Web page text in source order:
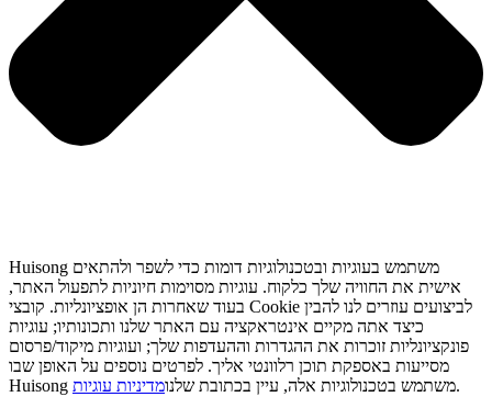
Huisong משתמש בעוגיות ובטכנולוגיות דומות כדי לשפר ולהתאים
אישית את החוויה שלך כלקוח. עוגיות מסוימות חיוניות לתפעול האתר,
בעוד שאחרות הן אופציונליות. קובצי Cookie לביצועים עוזרים לנו להבין
כיצד אתה מקיים אינטראקציה עם האתר שלנו ותכונותיו; עוגיות
פונקציונליות זוכרות את ההגדרות וההעדפות שלך; ועוגיות מיקוד/פרסום
מסייעות באספקת תוכן רלוונטי אליך. לפרטים נוספים על האופן שבו
Huisong משתמש בטכנולוגיות אלה, עיין בכתובת שלנומדיניות עוגיות .